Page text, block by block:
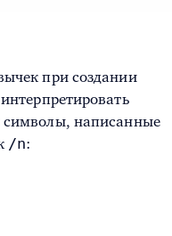
при создании
написанные
/n: